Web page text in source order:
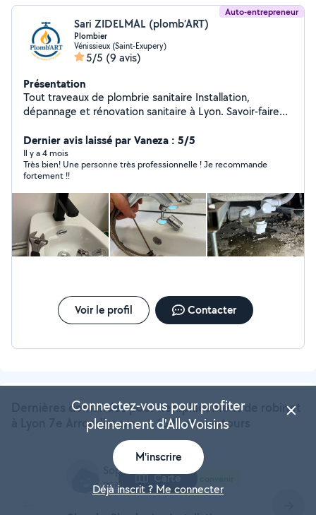
Auto-entrepreneur
Sari ZIDELMAL (plomb’ART)
Plombier
Vénissieux (Saint-Exupery)
5/5 (9 avis)
Présentation
Tout traveaux de plombrie sanitaire Installation,
dépannage et rénovation sanitaire à Lyon. Savoir-faire
professionnels.
Dernier avis laissé par Vaneza : 5/5
Il y a 4 mois
Très bien! Une personne très professionnelle ! Je recommande
fortement !!
Voir le profil Contacter
Dernières demandes pour Remplacement de robinet
à Lyon 7e Arrondissement (69) et alentours
Sophie D.
postée à 08:54Carte
Connectez-vous pour profiter
pleinement d'AlloVoisins
M'inscrire
Déjà inscrit ? Me connecter